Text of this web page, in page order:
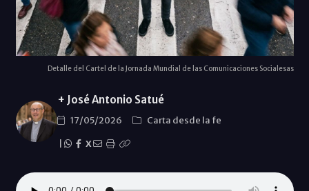
Detalle del Cartel de la Jornada Mundial de las Comunicaciones Socialesas
+ José Antonio Satué
17/05/2026
Carta desde la fe
X